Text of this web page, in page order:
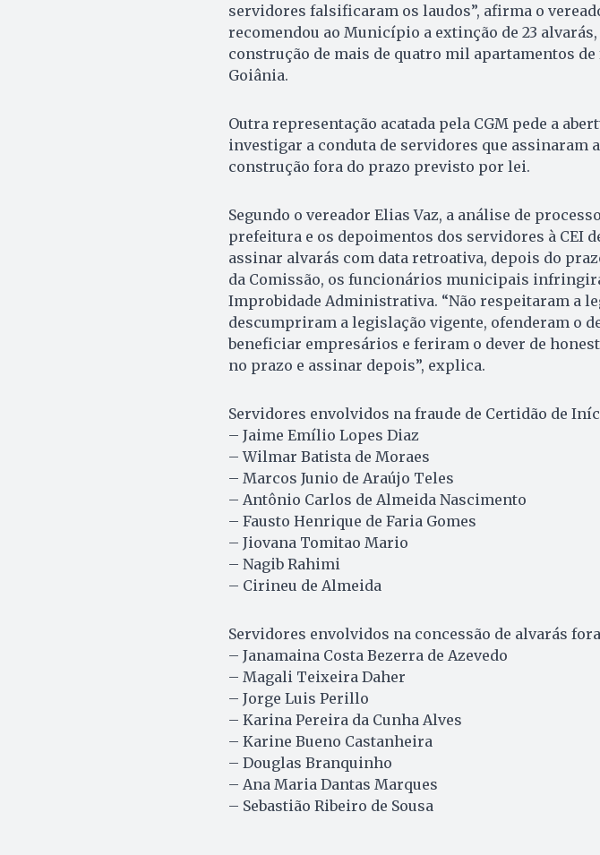
servidores falsificaram os laudos”, afirma o
recomendou ao Município a extinção de 23
construção de mais de quatro mil apartamentos
Goiânia.
Outra representação acatada pela CGM pede a
investigar a conduta de servidores que assinaram
construção fora do prazo previsto por lei.
Segundo o vereador Elias Vaz, a análise de
prefeitura e os depoimentos dos servidores à CEI
assinar alvarás com data retroativa, depois do
da Comissão, os funcionários municipais
Improbidade Administrativa. “Não respeitaram a
descumpriram a legislação vigente, ofenderam o
beneficiar empresários e feriram o dever de
no prazo e assinar depois”, explica.
Servidores envolvidos na fraude de Certidão de
– Jaime Emílio Lopes Diaz
– Wilmar Batista de Moraes
– Marcos Junio de Araújo Teles
– Antônio Carlos de Almeida Nascimento
– Fausto Henrique de Faria Gomes
– Jiovana Tomitao Mario
– Nagib Rahimi
– Cirineu de Almeida
Servidores envolvidos na concessão de alvarás
– Janamaina Costa Bezerra de Azevedo
– Magali Teixeira Daher
– Jorge Luis Perillo
– Karina Pereira da Cunha Alves
– Karine Bueno Castanheira
– Douglas Branquinho
– Ana Maria Dantas Marques
– Sebastião Ribeiro de Sousa